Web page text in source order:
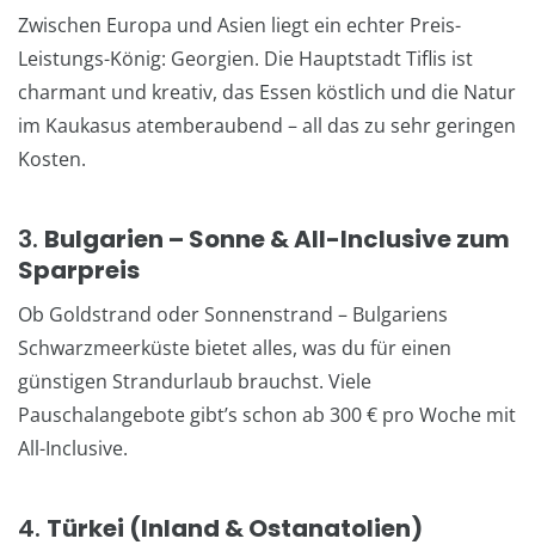
Zwischen Europa und Asien liegt ein echter Preis-
Leistungs-König: Georgien. Die Hauptstadt Tiflis ist
charmant und kreativ, das Essen köstlich und die Natur
im Kaukasus atemberaubend – all das zu sehr geringen
Kosten.
3. Bulgarien – Sonne & All-Inclusive zum
Sparpreis
Ob Goldstrand oder Sonnenstrand – Bulgariens
Schwarzmeerküste bietet alles, was du für einen
günstigen Strandurlaub brauchst. Viele
Pauschalangebote gibt’s schon ab 300 € pro Woche mit
All-Inclusive.
4. Türkei (Inland & Ostanatolien)